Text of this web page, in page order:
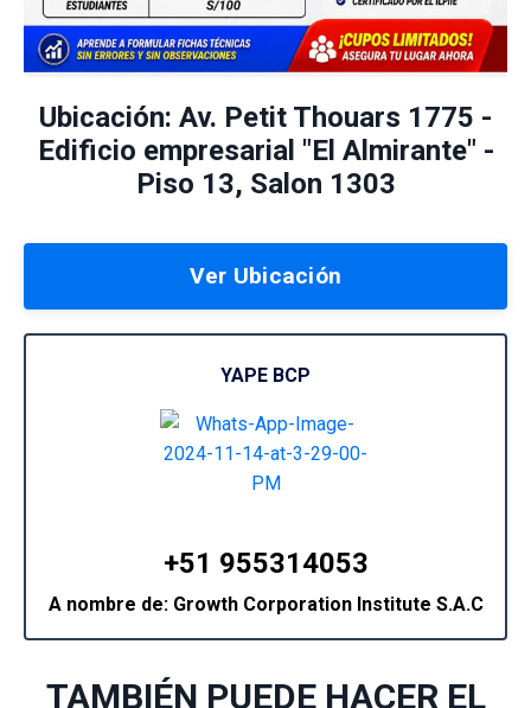
Ubicación: Av. Petit Thouars 1775 -
Edificio empresarial "El Almirante" -
Piso 13, Salon 1303
Ver Ubicación
YAPE BCP
+51 955314053
A nombre de: Growth Corporation Institute S.A.C
TAMBIÉN PUEDE HACER EL